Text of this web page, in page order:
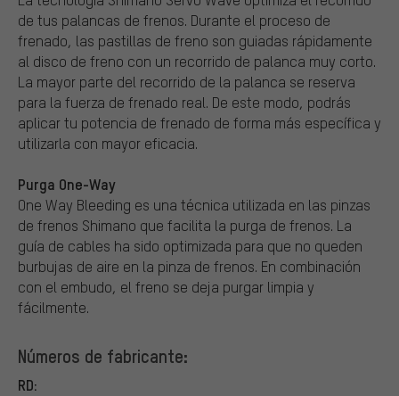
de tus palancas de frenos. Durante el proceso de
frenado, las pastillas de freno son guiadas rápidamente
al disco de freno con un recorrido de palanca muy corto.
La mayor parte del recorrido de la palanca se reserva
para la fuerza de frenado real. De este modo, podrás
aplicar tu potencia de frenado de forma más específica y
utilizarla con mayor eficacia.
Purga One-Way
One Way Bleeding es una técnica utilizada en las pinzas
de frenos Shimano que facilita la purga de frenos. La
guía de cables ha sido optimizada para que no queden
burbujas de aire en la pinza de frenos. En combinación
con el embudo, el freno se deja purgar limpia y
fácilmente.
Números de fabricante:
RD: